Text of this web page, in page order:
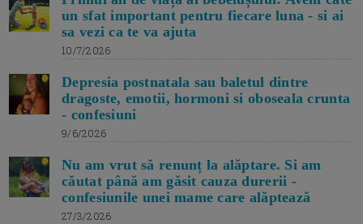
un sfat important pentru fiecare luna - si ai
sa vezi ca te va ajuta
10/7/2026
Depresia postnatala sau baletul dintre
dragoste, emotii, hormoni si oboseala crunta
- confesiuni
9/6/2026
Nu am vrut să renunț la alăptare. Si am
căutat până am găsit cauza durerii -
confesiunile unei mame care alăptează
27/3/2026